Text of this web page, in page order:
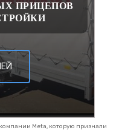
ПРИЦЕПОВ
Meta, которую признали